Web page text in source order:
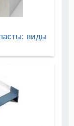
виды